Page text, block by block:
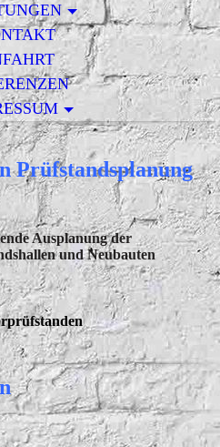
Prüfstandsplanung
Ausplanung der
und Neubauten